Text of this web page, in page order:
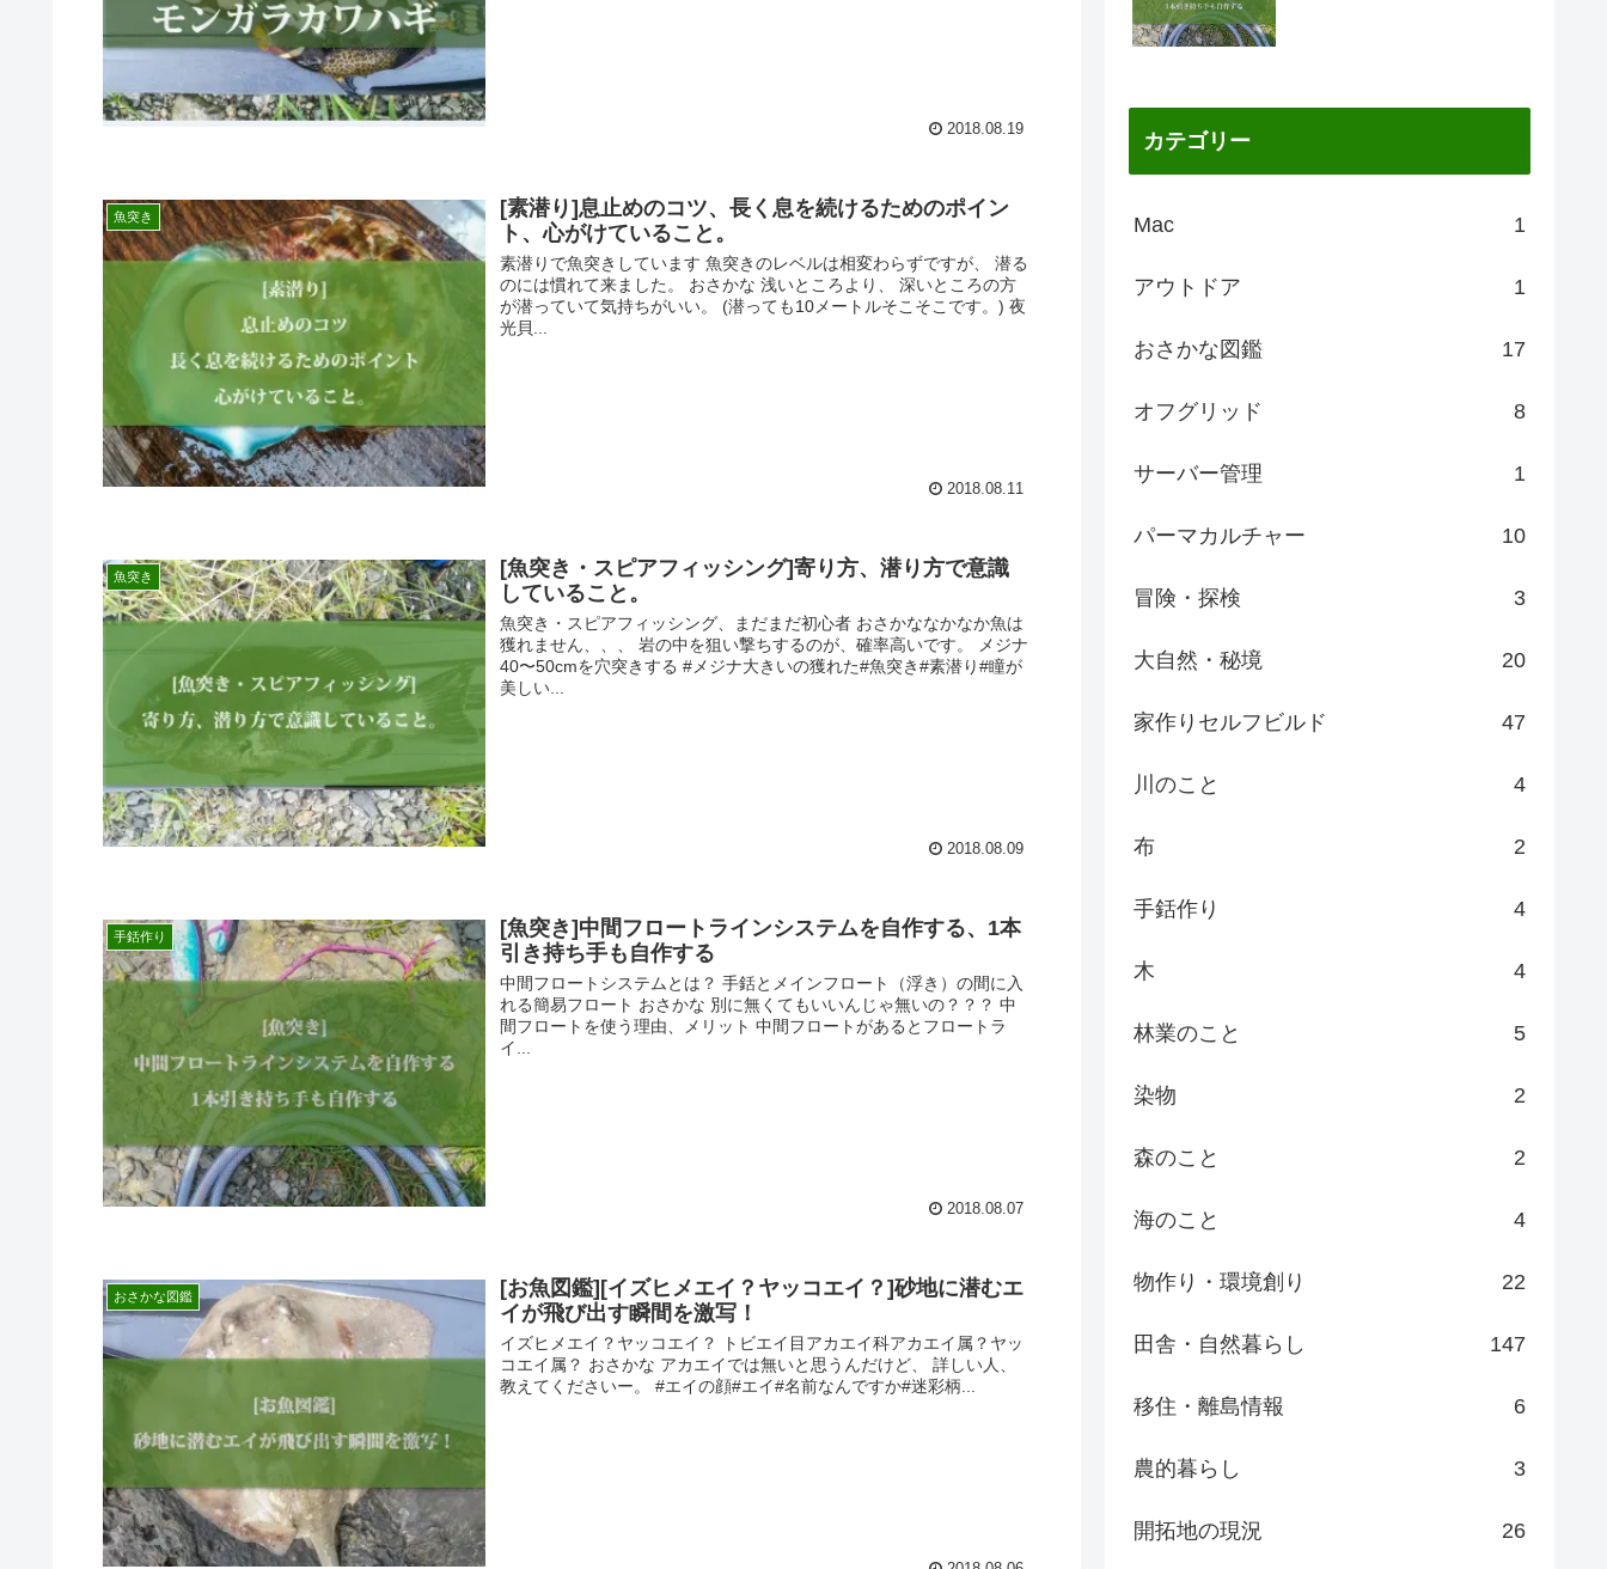
2018.08.19
魚突き
[素潜り]息止めのコツ、長く息を続けるためのポイン
ト、心がけていること。
素潜りで魚突きしています 魚突きのレベルは相変わらずですが、 潜る
のには慣れて来ました。 おさかな 浅いところより、 深いところの方
が潜っていて気持ちがいい。 (潜っても10メートルそこそこです。) 夜
光貝...
2018.08.11
魚突き
[魚突き・スピアフィッシング]寄り方、潜り方で意識
していること。
魚突き・スピアフィッシング、まだまだ初心者 おさかななかなか魚は
獲れません、、、 岩の中を狙い撃ちするのが、確率高いです。 メジナ
40〜50cmを穴突きする #メジナ大きいの獲れた#魚突き#素潜り#瞳が
美しい...
2018.08.09
手銛作り
[魚突き]中間フロートラインシステムを自作する、1本
引き持ち手も自作する
中間フロートシステムとは？ 手銛とメインフロート（浮き）の間に入
れる簡易フロート おさかな 別に無くてもいいんじゃ無いの？？？ 中
間フロートを使う理由、メリット 中間フロートがあるとフロートラ
イ...
2018.08.07
おさかな図鑑
[お魚図鑑][イズヒメエイ？ヤッコエイ？]砂地に潜むエ
イが飛び出す瞬間を激写！
イズヒメエイ？ヤッコエイ？ トビエイ目アカエイ科アカエイ属？ヤッ
コエイ属？ おさかな アカエイでは無いと思うんだけど、 詳しい人、
教えてくださいー。 #エイの顔#エイ#名前なんですか#迷彩柄...
カテゴリー
Mac 1
アウトドア 1
おさかな図鑑 17
オフグリッド 8
サーバー管理 1
パーマカルチャー 10
冒険・探検 3
大自然・秘境 20
家作りセルフビルド 47
川のこと 4
布 2
手銛作り 4
木 4
林業のこと 5
染物 2
森のこと 2
海のこと 4
物作り・環境創り 22
田舎・自然暮らし 147
移住・離島情報 6
農的暮らし 3
開拓地の現況 26